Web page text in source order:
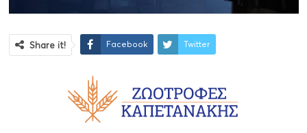
Share it! Facebook Twitter